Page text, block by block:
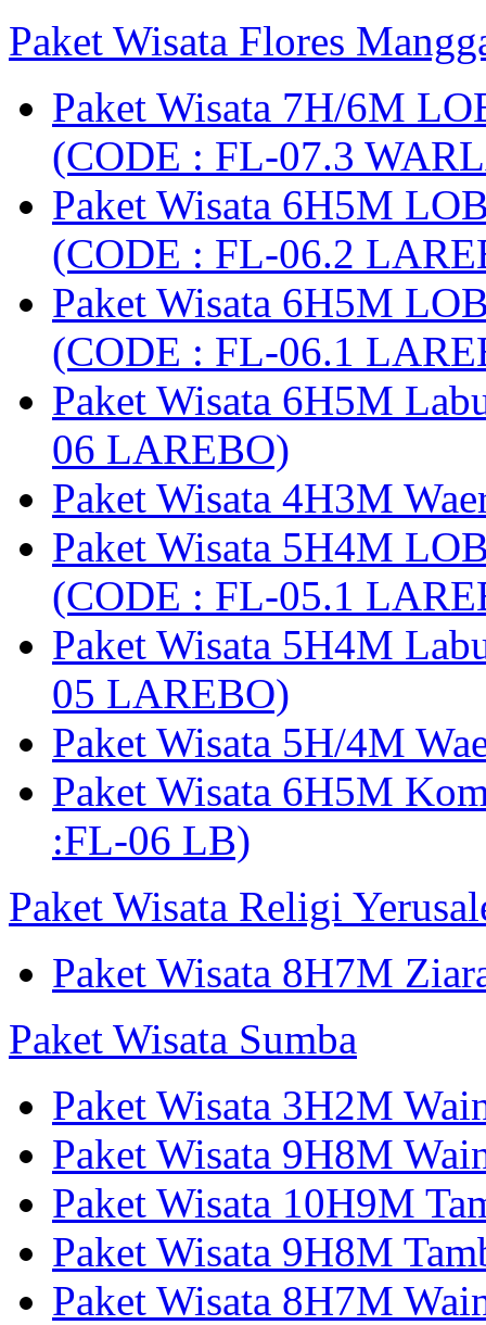
Paket Wisata Flores
Paket Wisata 7H/6M
(CODE : FL-07.3
Paket Wisata 6H5M
(CODE : FL-06.2
Paket Wisata 6H5M
(CODE : FL-06.1
Paket Wisata 6H5M
06 LAREBO)
Paket Wisata 4H3M
Paket Wisata 5H4M
(CODE : FL-05.1
Paket Wisata 5H4M
05 LAREBO)
Paket Wisata 5H/4M
Paket Wisata 6H5M
:FL-06 LB)
Paket Wisata Religi
Paket Wisata 8H7M
Paket Wisata Sumba
Paket Wisata 3H2M
Paket Wisata 9H8M
Paket Wisata 10H9M
Paket Wisata 9H8M
Paket Wisata 8H7M